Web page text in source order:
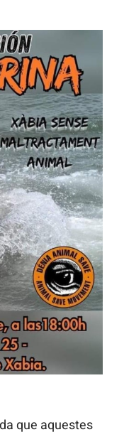
que aquestes